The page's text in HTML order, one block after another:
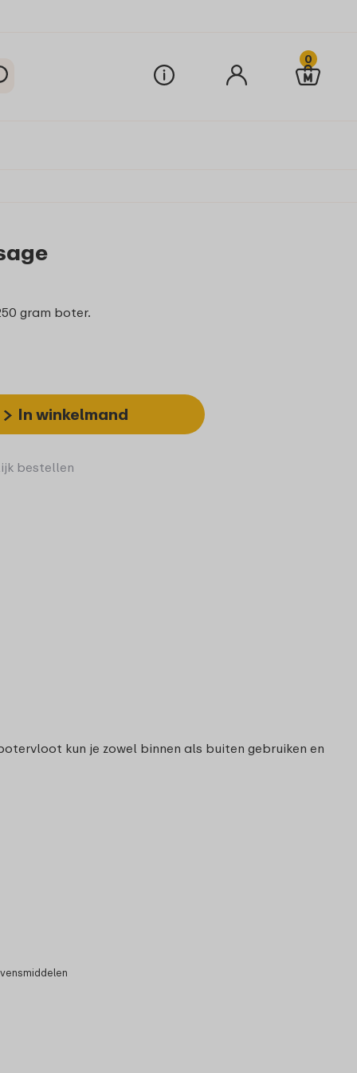
0
gram boter.
In winkelmand
bestellen
kun je zowel binnen als buiten gebruiken en